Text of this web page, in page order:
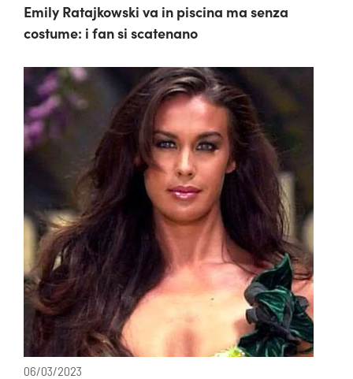
Emily Ratajkowski va in piscina ma senza
costume: i fan si scatenano
06/03/2023